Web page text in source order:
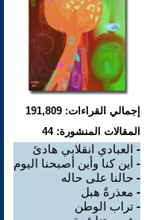
إجمالي القراءات: 191,809
المقالات المنشورة: 44
- العبادي انقلابي هادئ
- أين كنا وأين أصبحنا اليوم
- حالنا على حاله
- معذرةً هبل
- تراب الوطن